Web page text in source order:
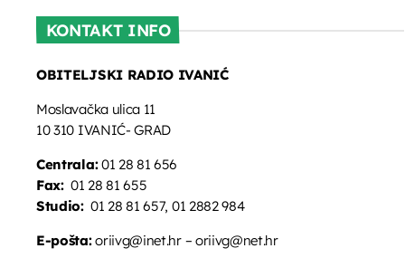
KONTAKT INFO
OBITELJSKI RADIO IVANIĆ
Moslavačka ulica 11
10 310 IVANIĆ- GRAD
Centrala:01 28 81 656
Fax:01 28 81 655
Studio:01 28 81 657, 01 2882 984
E-pošta:oriivg@inet.hr – oriivg@net.hr